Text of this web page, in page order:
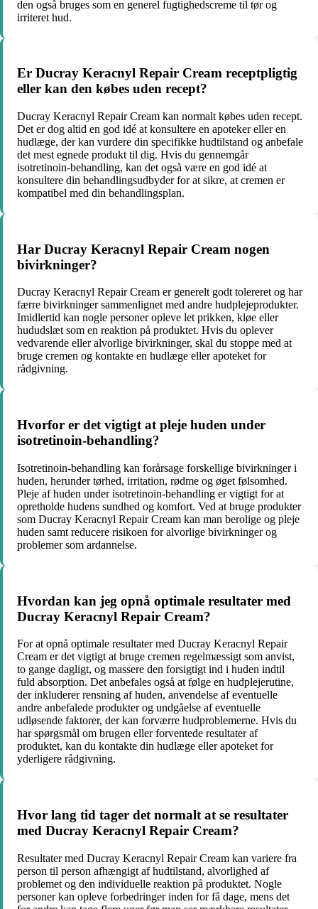
den også bruges som en generel fugtighedscreme til tør og
irriteret hud.
Er Ducray Keracnyl Repair Cream receptpligtig
eller kan den købes uden recept?
Ducray Keracnyl Repair Cream kan normalt købes uden recept.
Det er dog altid en god idé at konsultere en apoteker eller en
hudlæge, der kan vurdere din specifikke hudtilstand og anbefale
det mest egnede produkt til dig. Hvis du gennemgår
isotretinoin-behandling, kan det også være en god idé at
konsultere din behandlingsudbyder for at sikre, at cremen er
kompatibel med din behandlingsplan.
Har Ducray Keracnyl Repair Cream nogen
bivirkninger?
Ducray Keracnyl Repair Cream er generelt godt tolereret og har
færre bivirkninger sammenlignet med andre hudplejeprodukter.
Imidlertid kan nogle personer opleve let prikken, kløe eller
hududslæt som en reaktion på produktet. Hvis du oplever
vedvarende eller alvorlige bivirkninger, skal du stoppe med at
bruge cremen og kontakte en hudlæge eller apoteket for
rådgivning.
Hvorfor er det vigtigt at pleje huden under
isotretinoin-behandling?
Isotretinoin-behandling kan forårsage forskellige bivirkninger i
huden, herunder tørhed, irritation, rødme og øget følsomhed.
Pleje af huden under isotretinoin-behandling er vigtigt for at
opretholde hudens sundhed og komfort. Ved at bruge produkter
som Ducray Keracnyl Repair Cream kan man berolige og pleje
huden samt reducere risikoen for alvorlige bivirkninger og
problemer som ardannelse.
Hvordan kan jeg opnå optimale resultater med
Ducray Keracnyl Repair Cream?
For at opnå optimale resultater med Ducray Keracnyl Repair
Cream er det vigtigt at bruge cremen regelmæssigt som anvist,
to gange dagligt, og massere den forsigtigt ind i huden indtil
fuld absorption. Det anbefales også at følge en hudplejerutine,
der inkluderer rensning af huden, anvendelse af eventuelle
andre anbefalede produkter og undgåelse af eventuelle
udløsende faktorer, der kan forværre hudproblemerne. Hvis du
har spørgsmål om brugen eller forventede resultater af
produktet, kan du kontakte din hudlæge eller apoteket for
yderligere rådgivning.
Hvor lang tid tager det normalt at se resultater
med Ducray Keracnyl Repair Cream?
Resultater med Ducray Keracnyl Repair Cream kan variere fra
person til person afhængigt af hudtilstand, alvorlighed af
problemet og den individuelle reaktion på produktet. Nogle
personer kan opleve forbedringer inden for få dage, mens det